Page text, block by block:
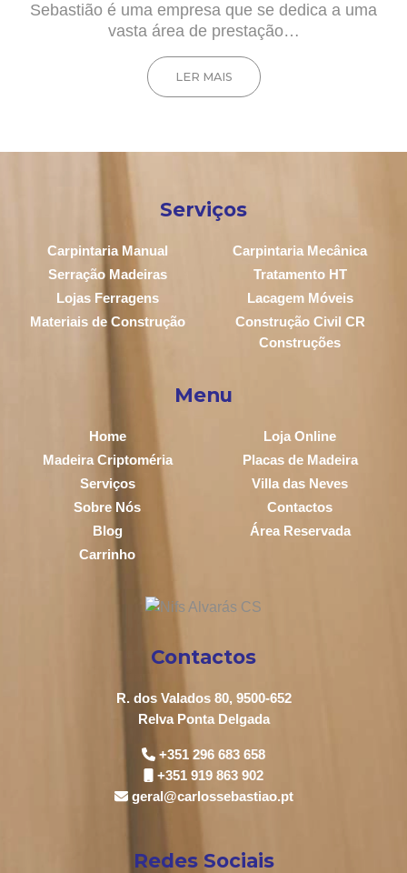
Sebastião é uma empresa que se dedica a uma
vasta área de prestação…
LER MAIS
Serviços
Carpintaria Manual
Carpintaria Mecânica
Serração Madeiras
Tratamento HT
Lojas Ferragens
Lacagem Móveis
Materiais de Construção
Construção Civil CR
Construções
Menu
Home
Loja Online
Madeira Criptoméria
Placas de Madeira
Serviços
Villa das Neves
Sobre Nós
Contactos
Blog
Área Reservada
Carrinho
Contactos
R. dos Valados 80, 9500-652
Relva Ponta Delgada
+351 296 683 658
+351 919 863 902
geral@carlossebastiao.pt
Redes Sociais